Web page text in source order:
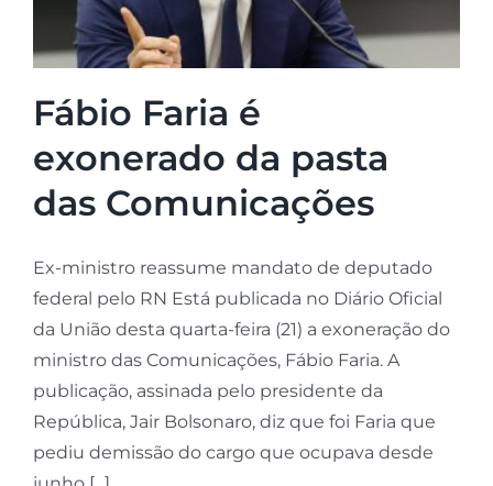
Fábio Faria é
exonerado da pasta
das Comunicações
Ex-ministro reassume mandato de deputado
federal pelo RN Está publicada no Diário Oficial
da União desta quarta-feira (21) a exoneração do
ministro das Comunicações, Fábio Faria. A
publicação, assinada pelo presidente da
República, Jair Bolsonaro, diz que foi Faria que
pediu demissão do cargo que ocupava desde